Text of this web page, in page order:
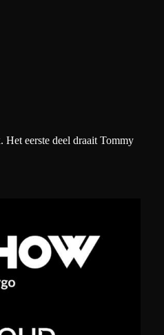
eerste deel draait Tommy